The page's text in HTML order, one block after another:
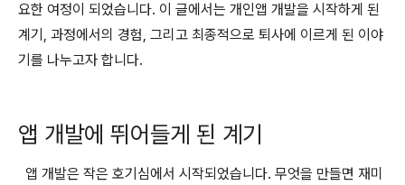
요한 여정이 되었습니다. 이 글에서는 개인앱 개발을 시작하게 된
계기, 과정에서의 경험, 그리고 최종적으로 퇴사에 이르게 된 이야
기를 나누고자 합니다.
앱 개발에 뛰어들게 된 계기
앱 개발은 작은 호기심에서 시작되었습니다. 무엇을 만들면 재미